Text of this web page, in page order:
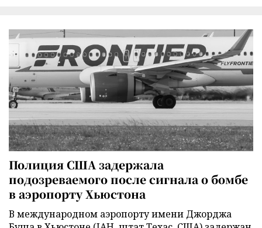
Полиция США задержала
подозреваемого после сигнала о бомбе
в аэропорту Хьюстона
В международном аэропорту имени Джорджа